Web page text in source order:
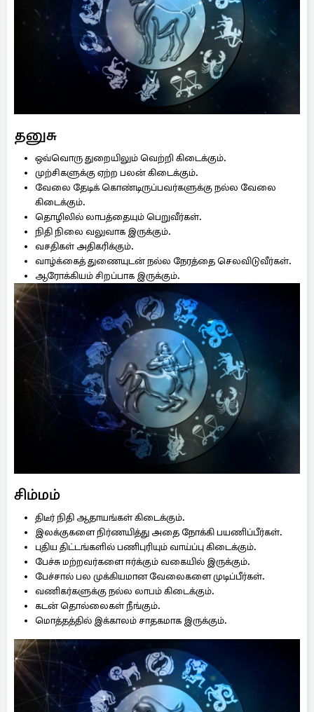
தனுசு
ஒவ்வொரு துறையிலும் வெற்றி கிடைக்கும்.
முற்சிகளுக்கு ஏற்ற பலன் கிடைக்கும்.
வேலை தேடிக் கொண்டிருப்பவர்களுக்கு நல்ல வேலை
கிடைக்கும்.
தொழிலில் லாபத்தையும் பெறுவீர்கள்.
நிதி நிலை வலுவாக இருக்கும்.
வசதிகள் அதிகரிக்கும்.
வாழ்க்கைத் துணையுடன் நல்ல நேரத்தை செலவிடுவீர்கள்.
ஆரோக்கியம் சிறப்பாக இருக்கும்.
சிம்மம்
திடீர் நிதி ஆதாயங்கள் கிடைக்கும்.
இலக்குகளை நிர்ணயித்து அதை நோக்கி பயணிப்பீர்கள்.
புதிய திட்டங்களில் பணிபுரியும் வாய்ப்பு கிடைக்கும்.
பேச்சு மற்றவர்களை ஈர்க்கும் வகையில் இருக்கும்.
பேச்சால் பல முக்கியமான வேலைகளை முடிப்பீர்கள்.
வணிகர்களுக்கு நல்ல லாபம் கிடைக்கும்.
கடன் தொல்லைகள் நீங்கும்.
மொத்தத்தில் இக்காலம் சாதகமாக இருக்கும்.